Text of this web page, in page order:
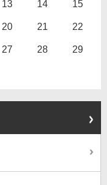
13 14 15
20 21 22
27 28 29